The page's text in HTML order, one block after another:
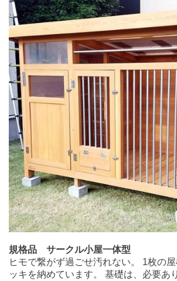
規格品 サークル小屋一体型
ヒモで繋がず過ごせ汚れない。 1枚の
ッキを納めています。 基礎は、必要あ